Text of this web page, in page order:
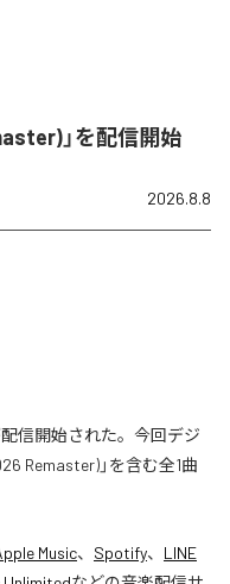
」を配信開始
2026.8.8
配信開始された。今回デジ
Remaster)」を含む全1曲
Music、 Spotify、 LINE